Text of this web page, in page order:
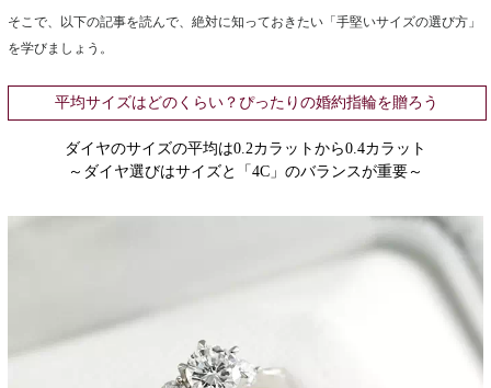
そこで、以下の記事を読んで、絶対に知っておきたい「手堅いサイズの選び方」
を学びましょう。
平均サイズはどのくらい？ぴったりの婚約指輪を贈ろう
ダイヤのサイズの平均は0.2カラットから0.4カラット
～ダイヤ選びはサイズと「4C」のバランスが重要～